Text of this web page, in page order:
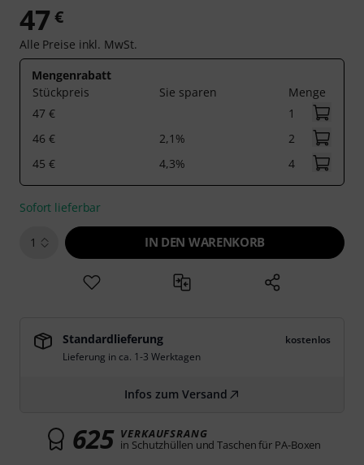
47 €
Alle Preise inkl. MwSt.
Mengenrabatt
Stückpreis
Sie sparen
Menge
47 €
1
46 €
2,1%
2
45 €
4,3% 4
Sofort lieferbar
1 IN DEN WARENKORB
Standardlieferung
kostenlos
Lieferung in ca. 1-3 Werktagen
Infos zum Versand
625 VERKAUFSRANG
in Schutzhüllen und Taschen für PA-Boxen